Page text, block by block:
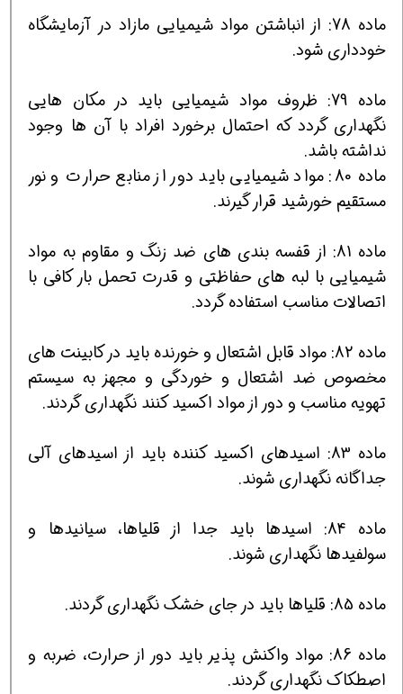
ماده 78: از انباشتن مواد شیمیایی مازاد در آزمایشگاه
خودداری شود.
ماده 79: ظروف مواد شیمیایی باید در مكان هایی
نگهداری گردد كه احتمال برخورد افراد با آن ها وجود
نداشته باشد.
ماده 80: مواد شیمیایی باید دور از منابع حرارت و نور
مستقیم خورشید قرار گیرند.
ماده 81: از قفسه بندی های ضد زنگ و مقاوم به مواد
شیمیایی با لبه های حفاظتی و قدرت تحمل بار كافی با
اتصالات مناسب استفاده گردد.
ماده 82: مواد قابل اشتعال و خورنده باید در كابینت های
مخصوص ضد اشتعال و خوردگی و مجهز به سیستم
تهویه مناسب و دور از مواد اكسید كنند نگهداری گردند.
ماده 83: اسیدهای اكسید كننده باید از اسیدهای آلی
جداگانه نگهداری شوند.
ماده 84: اسیدها باید جدا از قلیاها، سیانیدها و
سولفیدها نگهداری شوند.
ماده 85: قلیاها باید در جای خشك نگهداری گردند.
ماده 86: مواد واكنش پذیر باید دور از حرارت، ضربه و
اصطكاك نگهداری گردند.